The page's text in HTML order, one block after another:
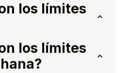
los límites
los límites